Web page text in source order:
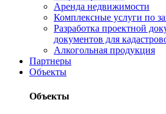
Аренда недвижимости
Комплексные услуги по
Разработка проектной
документов для
Алкогольная продукция
Партнеры
Объекты
Объекты